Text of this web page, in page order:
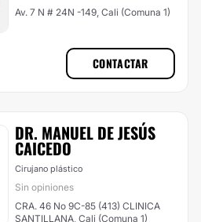
Av. 7 N # 24N -149, Cali (Comuna 1)
CONTACTAR
DR. MANUEL DE JESÚS
CAICEDO
Cirujano plástico
Sin opiniones
CRA. 46 No 9C-85 (413) CLINICA
SANTILLANA, Cali (Comuna 1)